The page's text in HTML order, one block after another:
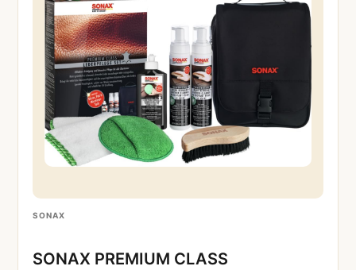
SONAX
SONAX PREMIUM CLASS